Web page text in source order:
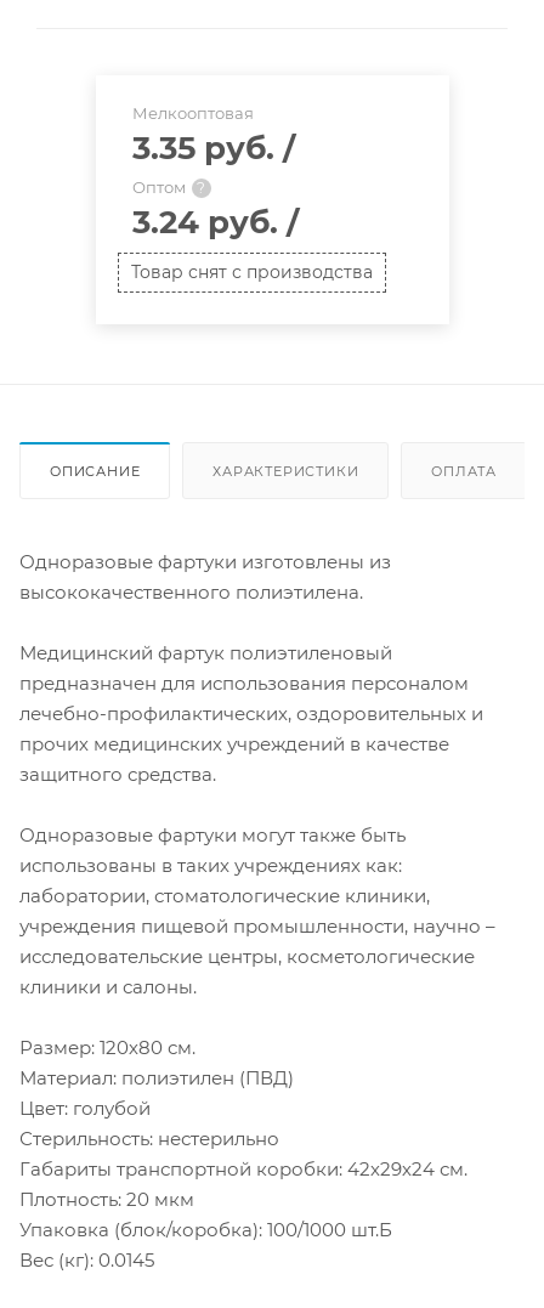
Мелкооптовая
3.35 руб. /
Оптом ?
3.24 руб. /
Товар снят с производства
ОПИСАНИЕ ХАРАКТЕРИСТИКИ ОПЛАТА
Одноразовые фартуки изготовлены из
высококачественного полиэтилена.
Медицинский фартук полиэтиленовый
предназначен для использования персоналом
лечебно-профилактических, оздоровительных и
прочих медицинских учреждений в качестве
защитного средства.
Одноразовые фартуки могут также быть
использованы в таких учреждениях как:
лаборатории, стоматологические клиники,
учреждения пищевой промышленности, научно –
исследовательские центры, косметологические
клиники и салоны.
Размер: 120х80 см.
Материал: полиэтилен (ПВД)
Цвет: голубой
Стерильность: нестерильно
Габариты транспортной коробки: 42х29х24 см.
Плотность: 20 мкм
Упаковка (блок/коробка): 100/1000 шт.Б
Вес (кг): 0.0145